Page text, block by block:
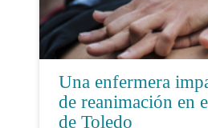
Una enfermera
de reanimación en
de Toledo